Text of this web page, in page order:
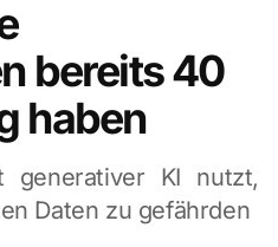
bereits 40
haben
KI nutzt,
Daten zu gefährden